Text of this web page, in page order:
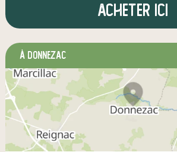
Acheter ici
à Donnezac